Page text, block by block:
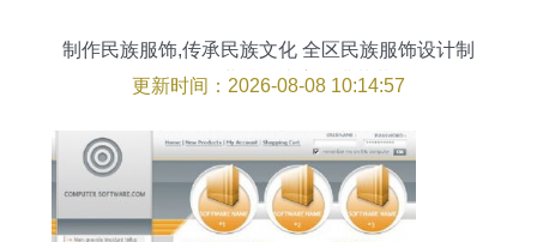
制作民族服饰,传承民族文化 全区民族服饰设计制
作职工职业技能比赛圆满落幕
更新时间：2026-08-08 10:14:57